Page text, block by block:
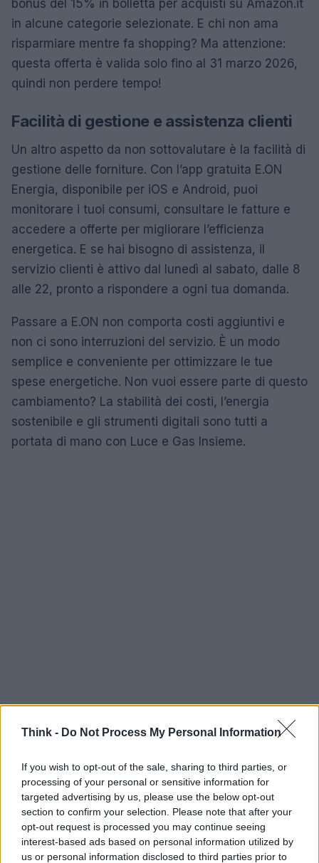
Think - Do Not Process My Personal Information
If you wish to opt-out of the sale, sharing to third parties, or
processing of your personal or sensitive information for
targeted advertising by us, please use the below opt-out
section to confirm your selection. Please note that after your
opt-out request is processed you may continue seeing
interest-based ads based on personal information utilized by
us or personal information disclosed to third parties prior to
bonus del 15% in bolletta per acquisti su Amazon.it
in alcune categorie selezionate. E chi non ama
risparmiare mentre fa shopping? Ma attenzione:
questa offerta è valida solo fino al 31 marzo 2026,
quindi non perdere tempo!
Facilità di gestione e assistenza clienti
Un altro aspetto da non sottovalutare è la facilità di
gestione delle forniture. Con l’app gratuita E.ON
Energia, disponibile per iOS e Android, puoi
monitorare i tuoi consumi, consultare le fatture e
accedere a offerte per migliorare l’efficienza
energetica. E se hai bisogno di assistenza, il
servizio clienti è attivo dal lunedì al sabato, dalle 8
alle 22, pronto a rispondere a ogni tua domanda.
Passare a E.ON non comporta costi aggiuntivi e
non ci sono interruzioni del servizio. È un modo
semplice e conveniente per ottimizzare le tue
spese energetiche. Non vuoi essere parte di questo
cambiamento? La stabilità dei costi, l’energia
sostenibile e gli strumenti digitali sono tutti a
portata di mano con Luce e Gas Insieme.
AUTORE